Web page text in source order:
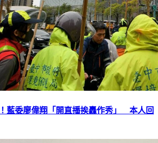
藍委廖偉翔「開直播挨轟作秀」 本人回